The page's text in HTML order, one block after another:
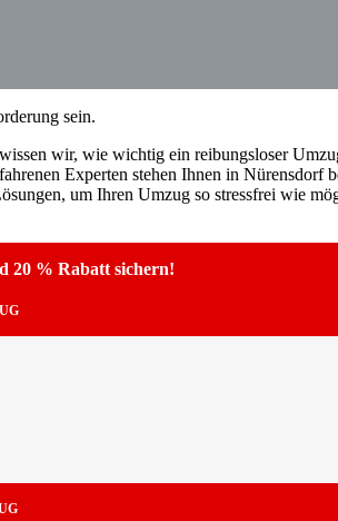
sein.
wir, wie wichtig ein reibungsloser
Experten stehen Ihnen in Nürensdorf
um Ihren Umzug so stressfrei wie
20 % Rabatt sichern!